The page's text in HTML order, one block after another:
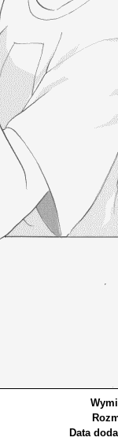
Data